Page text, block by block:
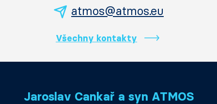
atmos@atmos.eu
Všechny kontakty
Jaroslav Cankař a syn ATMOS